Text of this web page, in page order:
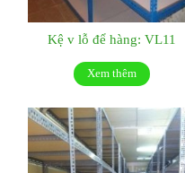
Kệ v lỗ để hàng: VL11
Xem thêm